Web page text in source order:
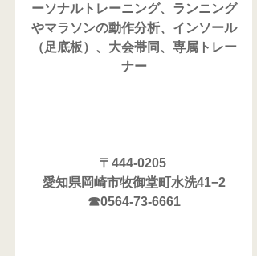
ーソナルトレーニング、ランニング
やマラソンの動作分析、インソール
（足底板）、大会帯同、専属トレー
ナー
〒444-0205
愛知県岡崎市牧御堂町水洗41−2
☎0564-73-6661